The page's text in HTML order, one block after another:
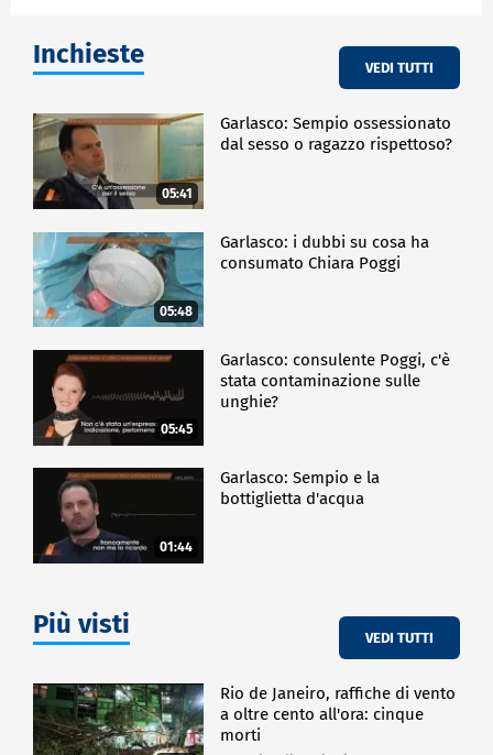
Inchieste VEDI TUTTI
05:41
Garlasco: Sempio ossessionato
dal sesso o ragazzo rispettoso?
05:48
Garlasco: i dubbi su cosa ha
consumato Chiara Poggi
05:45
Garlasco: consulente Poggi, c'è
stata contaminazione sulle
unghie?
01:44
Garlasco: Sempio e la
bottiglietta d'acqua
Più visti VEDI TUTTI
Rio de Janeiro, raffiche di vento
a oltre cento all'ora: cinque
morti